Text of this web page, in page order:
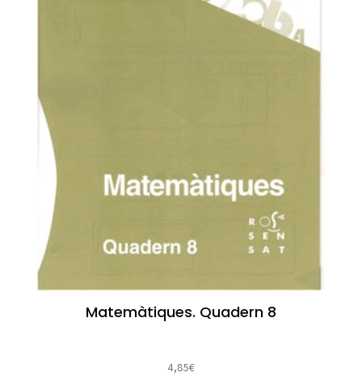
Matemàtiques. Quadern 8
4,85€